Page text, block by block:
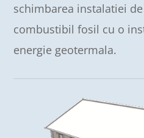
schimbarea instalatiei
combustibil fosil cu o
energie geotermala.